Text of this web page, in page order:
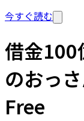
今すぐ読む
借金100
のおっ
Free